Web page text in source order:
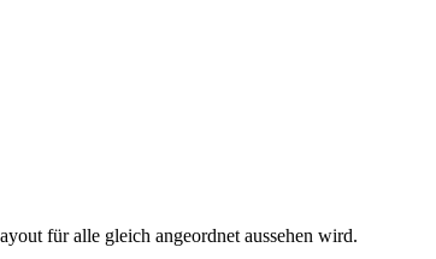
für alle gleich angeordnet aussehen wird.